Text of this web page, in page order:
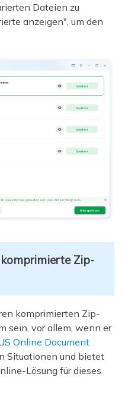
Dateien zu
anzeigen", um den
Zip-
komprimierten Zip-
sein, vor allem, wenn er
Online Document
Situationen und bietet
Lösung für dieses